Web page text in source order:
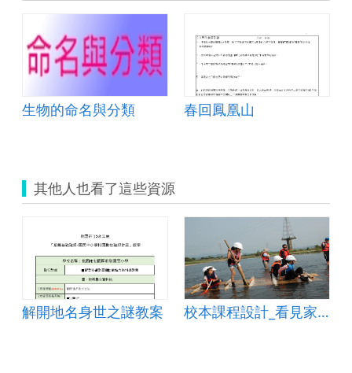
生物的命名與分類 春回鳳凰山
其他人也看了這些資源
解開地名身世之謎教案 校本課程設計_看見家鄉